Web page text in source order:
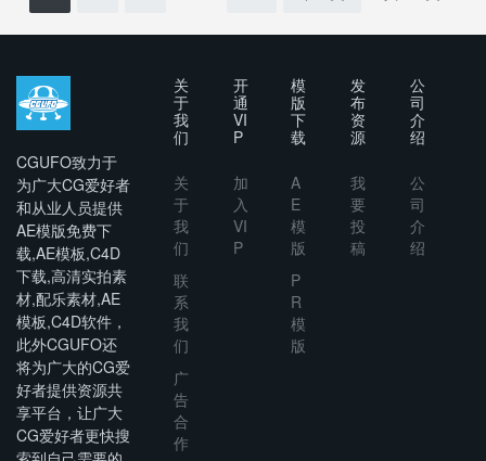
After
Effects
After
CGUFO致力于
为广大CG爱好者
和从业人员提供
AE模版免费下
载,AE模板,C4D
下载,高清实拍素
材,配乐素材,AE
模板,C4D软件，
此外CGUFO还
将为广大的CG爱
好者提供资源共
享平台，让广大
CG爱好者更快搜
关
于
我
们
关
于
我
们
联
系
我
们
广
告
合
作
开
通
VI
P
加
入
VI
P
模
版
下
载
A
E
模
版
P
R
模
版
发
布
资
源
我
要
投
稿
公
司
介
绍
公
司
介
绍